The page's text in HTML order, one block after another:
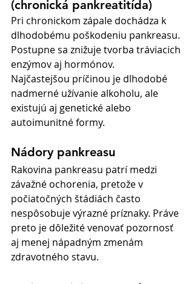
(chronická pankreatitída)
Pri chronickom zápale dochádza k
dlhodobému poškodeniu pankreasu.
Postupne sa znižuje tvorba tráviacich
enzýmov aj hormónov.
Najčastejšou príčinou je dlhodobé
nadmerné užívanie alkoholu, ale
existujú aj genetické alebo
autoimunitné formy.
Nádory pankreasu
Rakovina pankreasu patrí medzi
závažné ochorenia, pretože v
počiatočných štádiách často
nespôsobuje výrazné príznaky. Práve
preto je dôležité venovať pozornosť
aj menej nápadným zmenám
zdravotného stavu.